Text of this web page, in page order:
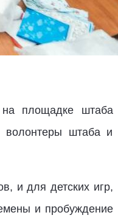
площадке штаба
волонтеры штаба и
и для детских игр,
и пробуждение